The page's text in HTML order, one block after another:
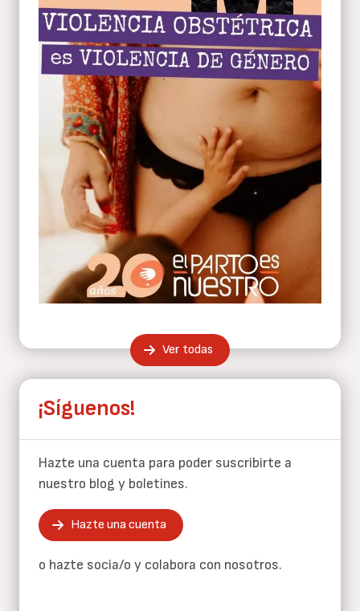
Ver todas
¡Síguenos!
Hazte una cuenta para poder suscribirte a
nuestro blog y boletines.
Hazte una cuenta
o hazte socia/o y colabora con nosotros.